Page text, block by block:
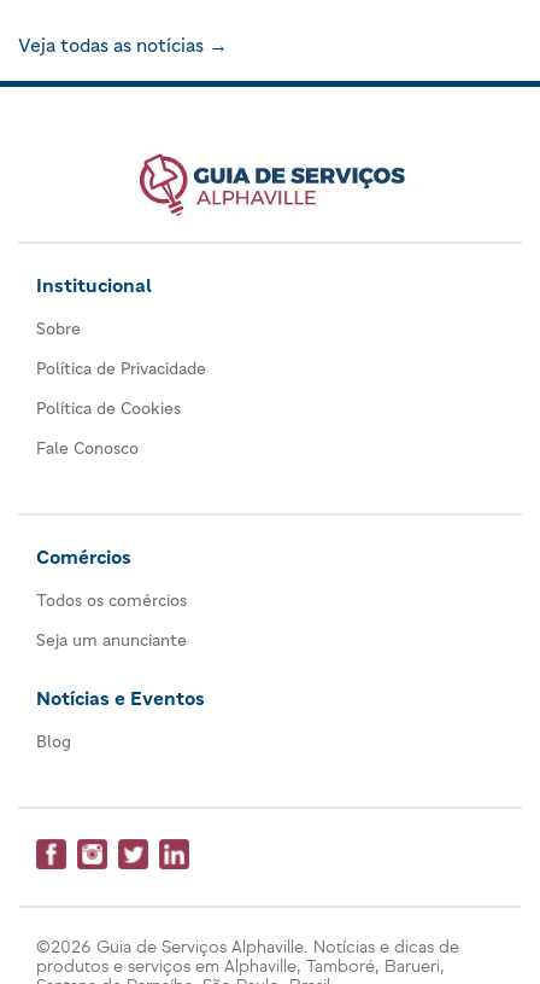
Veja todas as notícias →
Institucional
Sobre
Política de Privacidade
Política de Cookies
Fale Conosco
Comércios
Todos os comércios
Seja um anunciante
Notícias e Eventos
Blog
©2026 Guia de Serviços Alphaville. Notícias e dicas de
produtos e serviços em Alphaville, Tamboré, Barueri,